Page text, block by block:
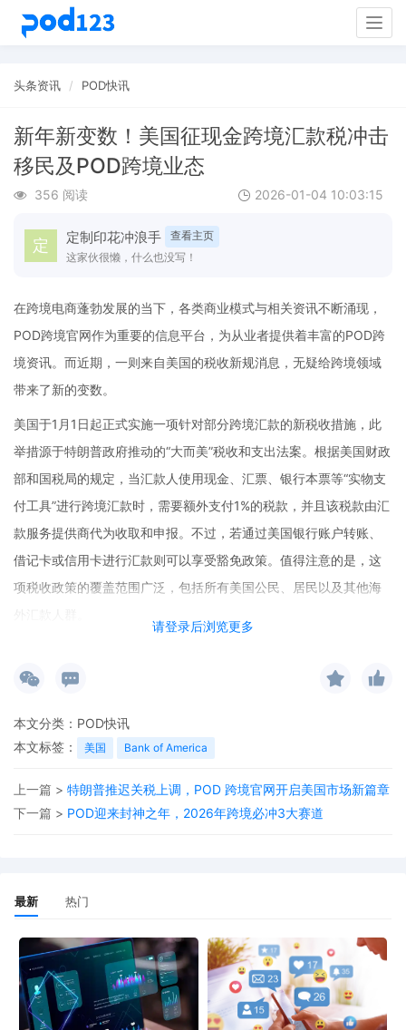
头条资讯 POD快讯
新年新变数！美国征现金跨境汇款税冲击
移民及POD跨境业态
356 阅读 2026-01-04 10:03:15
定制印花冲浪手
查看主页
这家伙很懒，什么也没写！
请登录后浏览更多
在跨境电商蓬勃发展的当下，各类商业模式与相关资讯不断涌现，
POD跨境官网作为重要的信息平台，为从业者提供着丰富的POD跨
境资讯。而近期，一则来自美国的税收新规消息，无疑给跨境领域
带来了新的变数。
美国于1月1日起正式实施一项针对部分跨境汇款的新税收措施，此
举措源于特朗普政府推动的“大而美”税收和支出法案。根据美国财政
部和国税局的规定，当汇款人使用现金、汇票、银行本票等“实物支
付工具”进行跨境汇款时，需要额外支付1%的税款，并且该税款由汇
款服务提供商代为收取和申报。不过，若通过美国银行账户转账、
借记卡或信用卡进行汇款则可以享受豁免政策。值得注意的是，这
项税收政策的覆盖范围广泛，包括所有美国公民、居民以及其他海
跨境电商和POD商业模式中，一些小型商家或个人可能更倾向于使
的成本和操作难度。专家更是发出警告，移民社区及其那些依赖跨
境汇款维持生计的家庭将面临更大的冲击。在POD跨境官网等平台
上，相关从业者和受影响人群也在热烈讨论该新规的后续影响，他
们密切关注着这一政策是否会对整个跨境电商行业及POD商业模式
新动态。
本文分类： POD快讯
本文标签：
美国 Bank of America
上一篇 > 特朗普推迟关税上调，POD 跨境官网开启美国市场新篇章
下一篇 > POD迎来封神之年，2026年跨境必冲3大赛道
最新 热门